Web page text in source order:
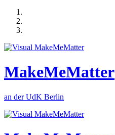
MakeMeMatter
an der UdK Berlin